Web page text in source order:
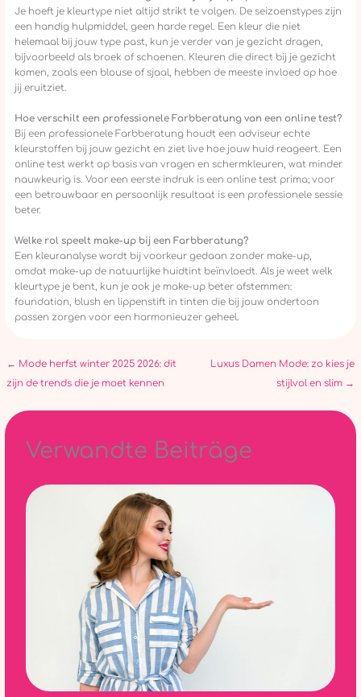
Je hoeft je kleurtype niet altijd strikt te volgen. De seizoenstypes zijn
een handig hulpmiddel, geen harde regel. Een kleur die niet
helemaal bij jouw type past, kun je verder van je gezicht dragen,
bijvoorbeeld als broek of schoenen. Kleuren die direct bij je gezicht
komen, zoals een blouse of sjaal, hebben de meeste invloed op hoe
jij eruitziet.
Hoe verschilt een professionele Farbberatung van een online test?
Bij een professionele Farbberatung houdt een adviseur echte
kleurstoffen bij jouw gezicht en ziet live hoe jouw huid reageert. Een
online test werkt op basis van vragen en schermkleuren, wat minder
nauwkeurig is. Voor een eerste indruk is een online test prima; voor
een betrouwbaar en persoonlijk resultaat is een professionele sessie
beter.
Welke rol speelt make-up bij een Farbberatung?
Een kleuranalyse wordt bij voorkeur gedaan zonder make-up,
omdat make-up de natuurlijke huidtint beïnvloedt. Als je weet welk
kleurtype je bent, kun je ook je make-up beter afstemmen:
foundation, blush en lippenstift in tinten die bij jouw ondertoon
passen zorgen voor een harmonieuzer geheel.
← Mode herfst winter 2025 2026: dit
zijn de trends die je moet kennen
Luxus Damen Mode: zo kies je
stijlvol en slim →
Verwandte Beiträge